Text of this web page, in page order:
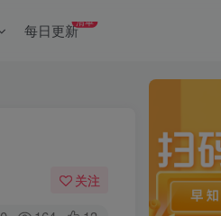
每日更新清单
关注